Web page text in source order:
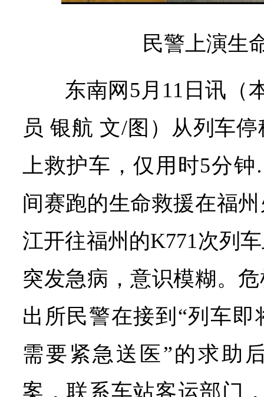
民警上演生
东南网5月11日讯（
员 银航 文/图）从列车
上救护车，仅用时5分
间赛跑的生命救援在福
江开往福州的K771次列
突发急病，意识模糊。
出所民警在接到“列车
需要紧急送医”的求助
案，联系车站客运部门